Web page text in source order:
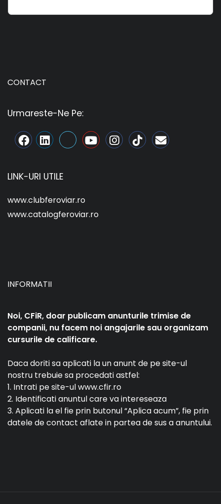
CONTACT
Urmareste-Ne Pe:
LINK-URI UTILE
www.clubferoviar.ro
www.catalogferoviar.ro
INFORMATII
Noi, CFiR, doar publicam anunturile trimise de
companii, nu facem noi angajarile sau organizam
cursurile de calificare.
Daca doriti sa aplicati la un anunt de pe site-ul
nostru trebuie sa procedati astfel:
1. Intrati pe site-ul www.cfir.ro
2. Identificati anuntul care va intereseaza
3. Aplicati la el fie prin butonul “Aplica acum”, fie prin
datele de contact aflate in partea de sus a anuntului.